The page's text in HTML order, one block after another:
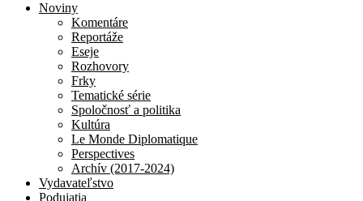
Noviny
Komentáre
Reportáže
Eseje
Rozhovory
Frky
Tematické série
Spoločnosť a politika
Kultúra
Le Monde Diplomatique
Perspectives
Archív (2017-2024)
Vydavateľstvo
Podujatia